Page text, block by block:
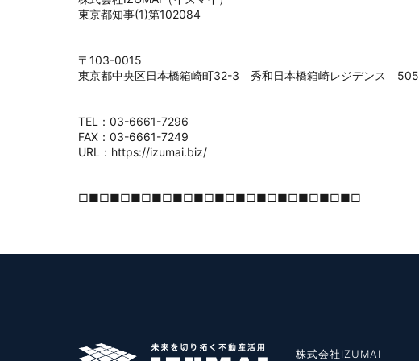
東京都知事(1)第102084
〒103-0015
東京都中央区日本橋箱崎町32-3 秀和日本橋箱崎レジデンス 505
TEL：03-6661-7296
FAX：03-6661-7249
URL：https://izumai.biz/
□■□■□■□■□■□■□■□■□■□■□■□■□■□
株式会社IZUMAI